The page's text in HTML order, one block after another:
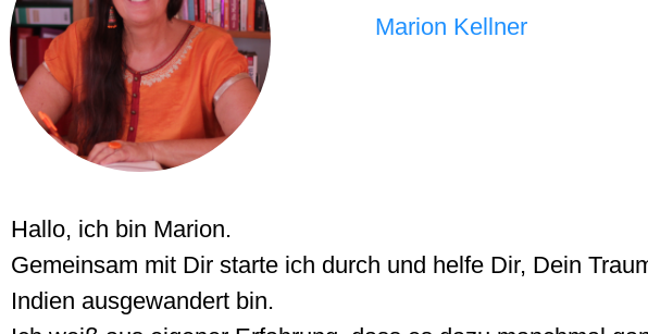
Marion Kellner
Hallo, ich bin Marion.
Gemeinsam mit Dir starte ich durch und helfe Dir, Dein
Indien ausgewandert bin.